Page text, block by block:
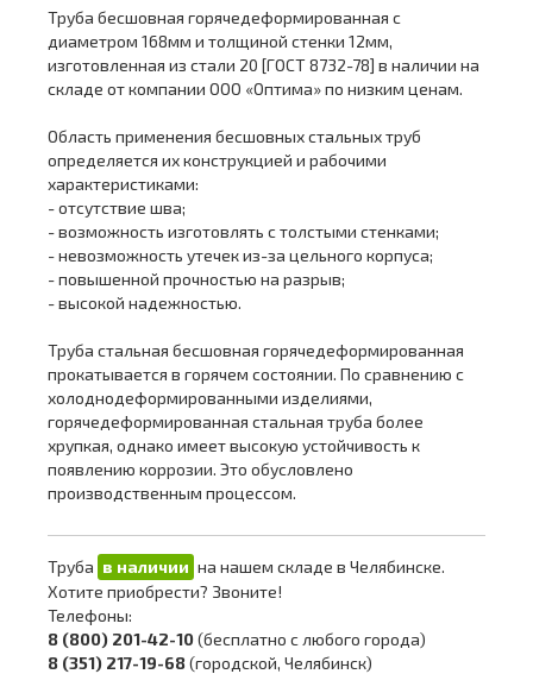
Труба бесшовная горячедеформированная с
диаметром 168мм и толщиной стенки 12мм,
изготовленная из стали 20 [ГОСТ 8732-78] в наличии на
складе от компании ООО «Оптима» по низким ценам.
Область применения бесшовных стальных труб
определяется их конструкцией и рабочими
характеристиками:
- отсутствие шва;
- возможность изготовлять с толстыми стенками;
- невозможность утечек из-за цельного корпуса;
- повышенной прочностью на разрыв;
- высокой надежностью.
Труба стальная бесшовная горячедеформированная
прокатывается в горячем состоянии. По сравнению с
холоднодеформированными изделиями,
горячедеформированная стальная труба более
хрупкая, однако имеет высокую устойчивость к
появлению коррозии. Это обусловлено
производственным процессом.
Труба в наличии на нашем складе в Челябинске.
Хотите приобрести? Звоните!
Телефоны:
8 (800) 201-42-10(бесплатно с любого города)
8 (351) 217-19-68(городской, Челябинск)